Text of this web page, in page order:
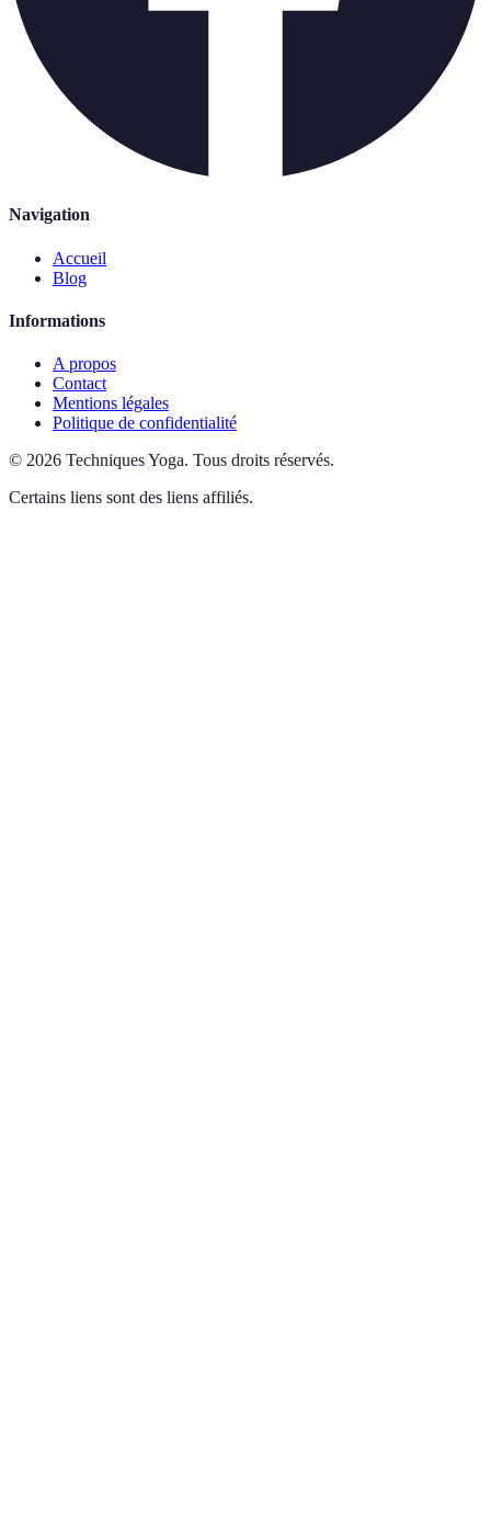
Navigation
Accueil
Blog
Informations
A propos
Contact
Mentions légales
Politique de confidentialité
© 2026 Techniques Yoga. Tous droits réservés.
Certains liens sont des liens affiliés.